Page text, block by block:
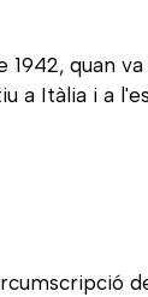
1942, quan
a Itàlia i a